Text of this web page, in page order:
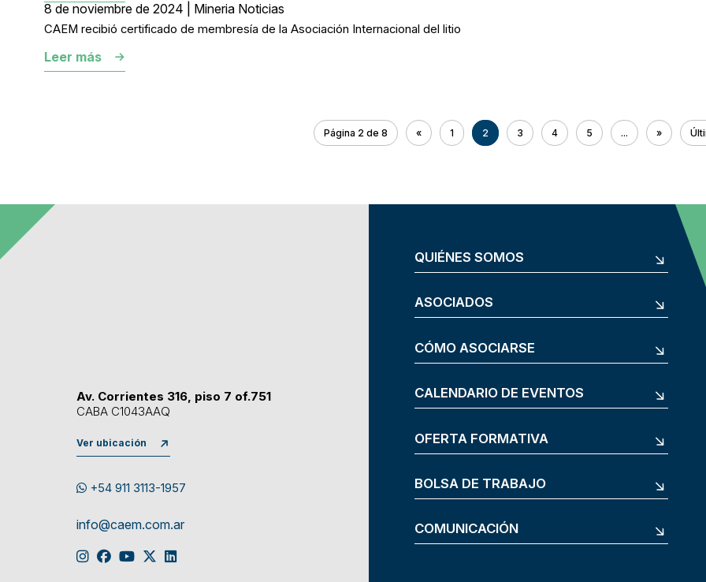
8 de noviembre de 2024 | Mineria Noticias
CAEM recibió certificado de membresía de la Asociación Internacional del litio
Leer más
Página 2 de 8 « 1 2 3 4 5 ... »
Av. Corrientes 316, piso 7 of.751
CABA C1043AAQ
Ver ubicación
+54 911 3113-1957
info@caem.com.ar
QUIÉNES SOMOS
ASOCIADOS
CÓMO ASOCIARSE
CALENDARIO DE EVENTOS
OFERTA FORMATIVA
BOLSA DE TRABAJO
COMUNICACIÓN